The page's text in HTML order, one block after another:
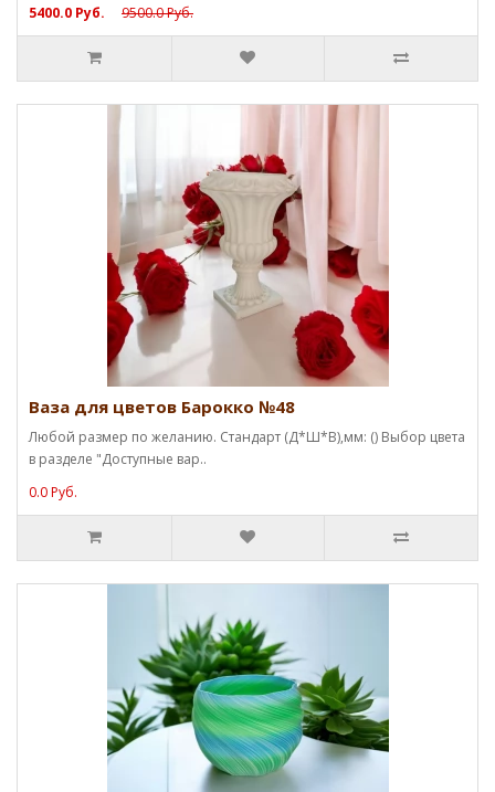
5400.0 Руб.
9500.0 Руб.
Ваза для цветов Барокко №48
Любой размер по желанию. Стандарт (Д*Ш*В),мм: () Выбор цвета
в разделе "Доступные вар..
0.0 Руб.